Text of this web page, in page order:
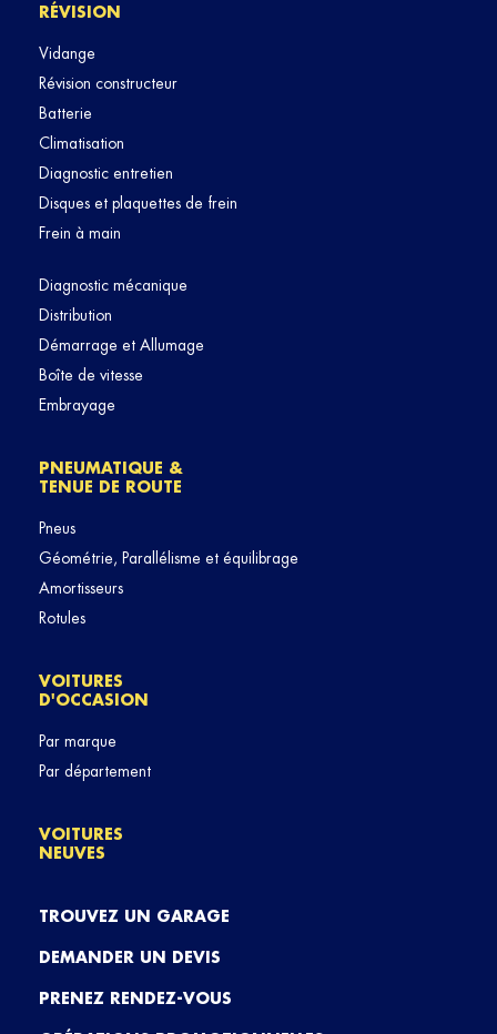
RÉVISION
Vidange
Révision constructeur
Batterie
Climatisation
Diagnostic entretien
Disques et plaquettes de frein
Frein à main
Diagnostic mécanique
Distribution
Démarrage et Allumage
Boîte de vitesse
Embrayage
PNEUMATIQUE &
TENUE DE ROUTE
Pneus
Géométrie, Parallélisme et équilibrage
Amortisseurs
Rotules
VOITURES
D'OCCASION
Par marque
Par département
VOITURES
NEUVES
TROUVEZ UN GARAGE
DEMANDER UN DEVIS
PRENEZ RENDEZ-VOUS